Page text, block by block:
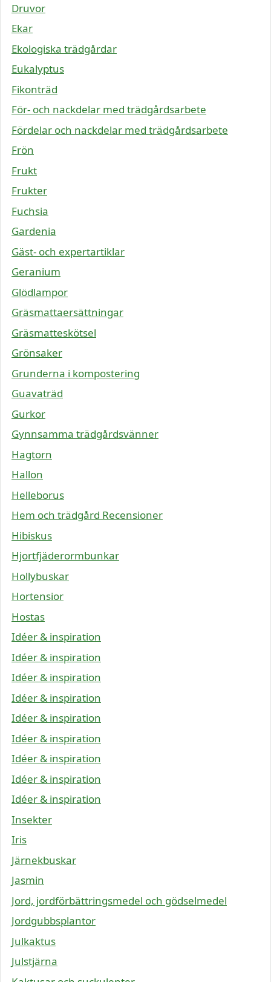
Druvor
Ekar
Ekologiska trädgårdar
Eukalyptus
Fikonträd
För- och nackdelar med trädgårdsarbete
Fördelar och nackdelar med trädgårdsarbete
Frön
Frukt
Frukter
Fuchsia
Gardenia
Gäst- och expertartiklar
Geranium
Glödlampor
Gräsmattaersättningar
Gräsmatteskötsel
Grönsaker
Grunderna i kompostering
Guavaträd
Gurkor
Gynnsamma trädgårdsvänner
Hagtorn
Hallon
Helleborus
Hem och trädgård Recensioner
Hibiskus
Hjortfjäderormbunkar
Hollybuskar
Hortensior
Hostas
Idéer & inspiration
Idéer & inspiration
Idéer & inspiration
Idéer & inspiration
Idéer & inspiration
Idéer & inspiration
Idéer & inspiration
Idéer & inspiration
Idéer & inspiration
Insekter
Iris
Järnekbuskar
Jasmin
Jord, jordförbättringsmedel och gödselmedel
Jordgubbsplantor
Julkaktus
Julstjärna